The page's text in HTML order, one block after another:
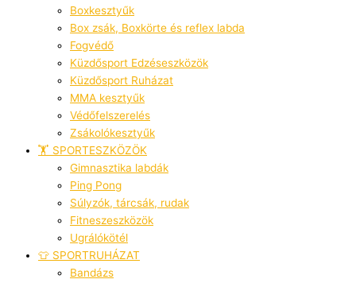
Boxkesztyűk
Box zsák, Boxkörte és reflex labda
Fogvédő
Küzdősport Edzéseszközök
Küzdősport Ruházat
MMA kesztyűk
Védőfelszerelés
Zsákolókesztyűk
🏋️ SPORTESZKÖZÖK
Gimnasztika labdák
Ping Pong
Súlyzók, tárcsák, rudak
Fitneszeszközök
Ugrálókötél
👕 SPORTRUHÁZAT
Bandázs